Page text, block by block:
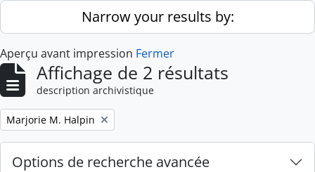
Skip to main contentNarrow your results by:
Aperçu avant impression Fermer
Affichage de 2 résultats
description archivistique
Remove filter:
Marjorie M. Halpin
Options de recherche avancée